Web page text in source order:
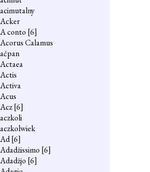
acimutalny
Acker
A conto [6]
Acorus Calamus
aćpan
Actaea
Actis
Activa
Acus
Acz[6]
aczkoli
aczkolwiek
Ad[6]
Adadżissimo [6]
Adadżjo [6]